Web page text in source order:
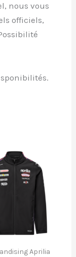
nous vous
officiels,
Aprilia